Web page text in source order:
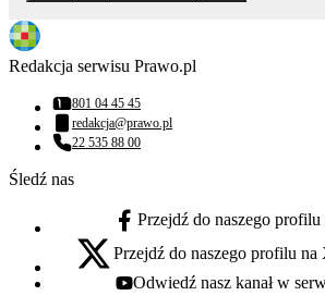
Redakcja serwisu Prawo.pl
Numer telefonu:
801 04 45 45
Adres email:
redakcja@prawo.pl
Numer telefonu:
22 535 88 00
Śledź nas
facebook - otwiera się w nowej karcie
Przejdź do naszego profilu
x - otwiera się w nowej karcie
Przejdź do naszego profilu
youtube - otwiera się w nowej karcie
Odwiedź nasz kanał w